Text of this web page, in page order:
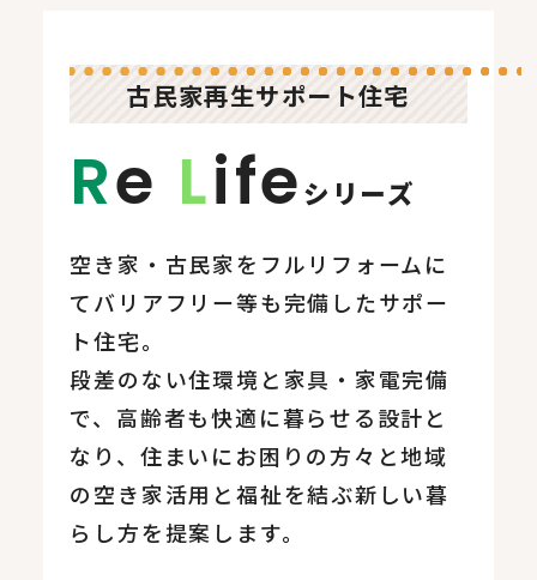
古民家再生サポート住宅
Re Lifeシリーズ
空き家・古民家をフルリフォームに
てバリアフリー等も完備したサポー
ト住宅。
段差のない住環境と家具・家電完備
で、高齢者も快適に暮らせる設計と
なり、住まいにお困りの方々と地域
の空き家活用と福祉を結ぶ新しい暮
らし方を提案します。